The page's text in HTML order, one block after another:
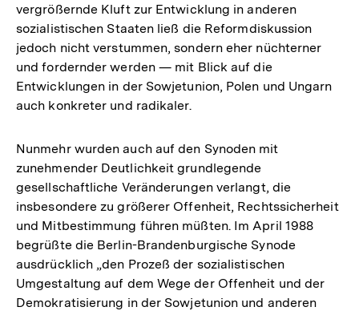
vergrößernde Kluft zur Entwicklung in anderen
sozialistischen Staaten ließ die Reformdiskussion
jedoch nicht verstummen, sondern eher nüchterner
und fordernder werden — mit Blick auf die
Entwicklungen in der Sowjetunion, Polen und Ungarn
auch konkreter und radikaler.
Nunmehr wurden auch auf den Synoden mit
zunehmender Deutlichkeit grundlegende
gesellschaftliche Veränderungen verlangt, die
insbesondere zu größerer Offenheit, Rechtssicherheit
und Mitbestimmung führen müßten. Im April 1988
begrüßte die Berlin-Brandenburgische Synode
ausdrücklich „den Prozeß der sozialistischen
Umgestaltung auf dem Wege der Offenheit und der
Demokratisierung in der Sowjetunion und anderen